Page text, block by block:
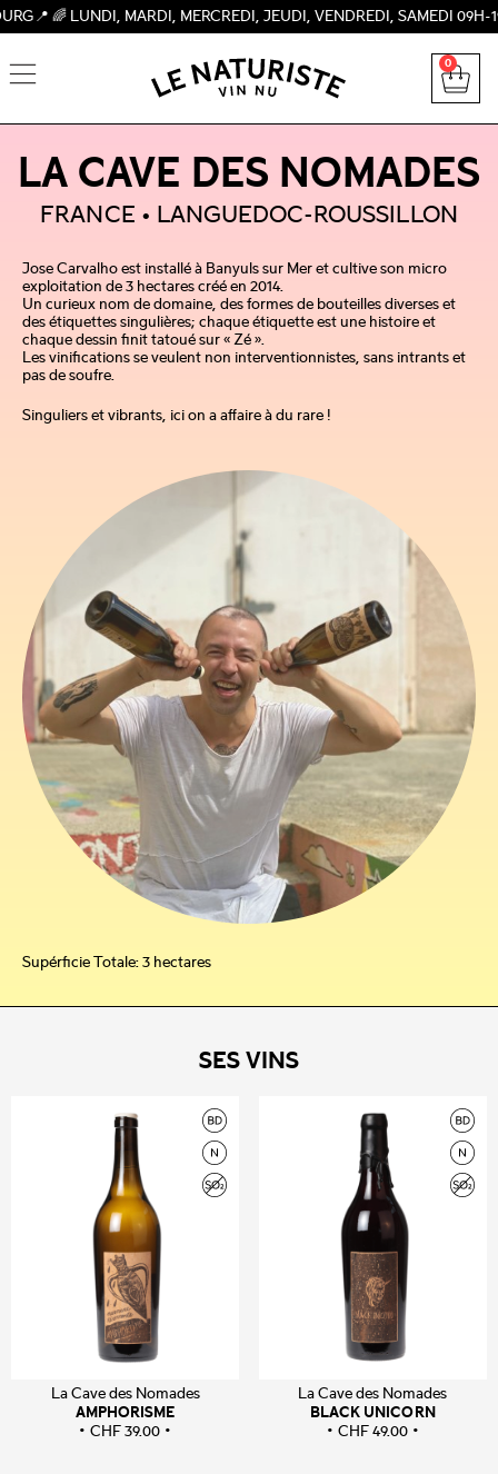
MARDI, MERCREDI, JEUDI, VENDREDI, SAMEDI 09H-19H,
0
LA CAVE DES NOMADES
FRANCE LANGUEDOC-ROUSSILLON
Jose Carvalho est installé à Banyuls sur Mer et cultive son micro
exploitation de 3 hectares créé en 2014.
Un curieux nom de domaine, des formes de bouteilles diverses et
des étiquettes singulières; chaque étiquette est une histoire et
chaque dessin finit tatoué sur « Zé ».
Les vinifications se veulent non interventionnistes, sans intrants et
pas de soufre.
Singuliers et vibrants, ici on a affaire à du rare !
Supérficie Totale: 3 hectares
SES VINS
La Cave des Nomades
AMPHORISME
CHF39.00
La Cave des Nomades
BLACK UNICORN
CHF49.00